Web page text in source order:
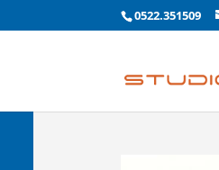
0522.351509